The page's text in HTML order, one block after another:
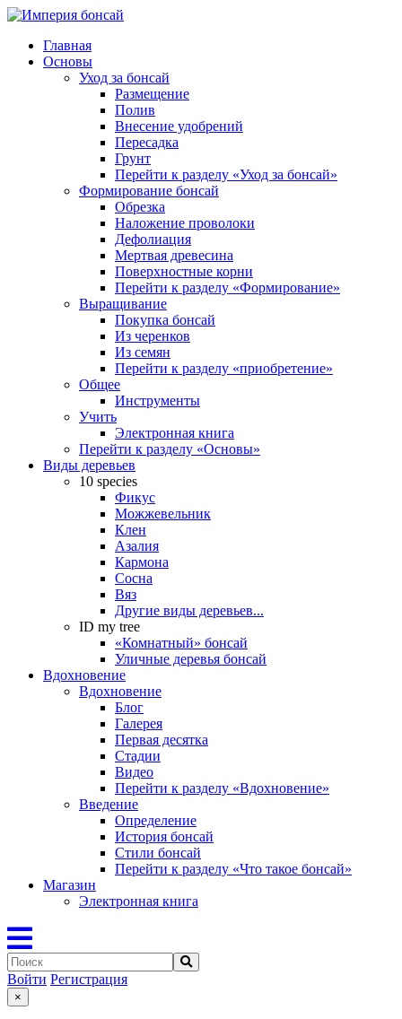
Главная
Основы
Уход за бонсай
Размещение
Полив
Внесение удобрений
Пересадка
Грунт
Перейти к разделу «Уход за бонсай»
Формирование бонсай
Обрезка
Наложение проволоки
Дефолиация
Мертвая древесина
Поверхностные корни
Перейти к разделу «Формирование»
Выращивание
Покупка бонсай
Из черенков
Из семян
Перейти к разделу «приобретение»
Общее
Инструменты
Учить
Электронная книга
Перейти к разделу «Основы»
Виды деревьев
10 species
Фикус
Можжевельник
Клен
Азалия
Кармона
Сосна
Вяз
Другие виды деревьев...
ID my tree
«Комнатный» бонсай
Уличные деревья бонсай
Вдохновение
Вдохновение
Блог
Галерея
Первая десятка
Стадии
Видео
Перейти к разделу «Вдохновение»
Введение
Определение
История бонсай
Стили бонсай
Перейти к разделу «Что такое бонсай»
Магазин
Электронная книга
Войти Регистрация
×